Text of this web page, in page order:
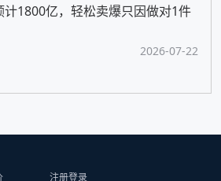
1800亿，轻松卖爆只因做对1件
2026-07-22
注册登录